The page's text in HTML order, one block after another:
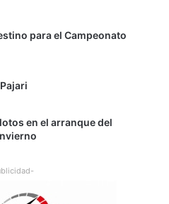
para el Campeonato
en el arranque del